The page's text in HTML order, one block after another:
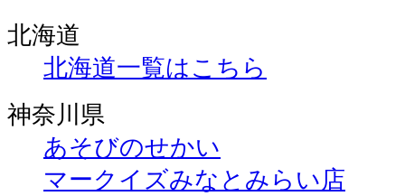
北海道
北海道一覧はこちら
神奈川県
あそびのせかい
マークイズみなとみらい店